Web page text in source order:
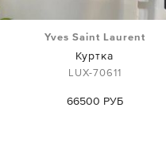
Yves Saint Laurent
Куртка
LUX-70611
66500 РУБ